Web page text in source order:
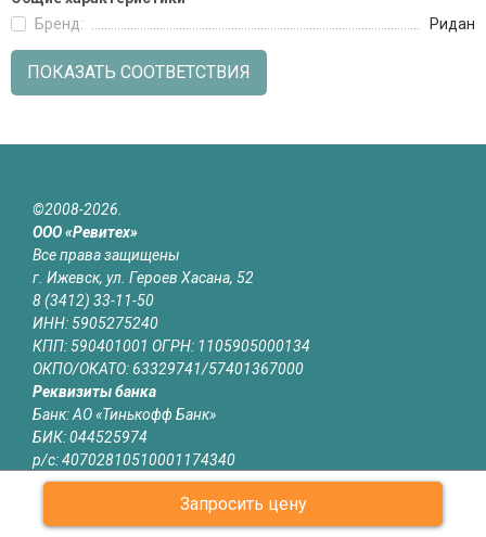
Запросить цену
Бренд:
Ридан
ПОКАЗАТЬ СООТВЕТСТВИЯ
©2008-2026.
ООО «Ревитех»
Все права защищены
г. Ижевск, ул. Героев Хасана, 52
8 (3412) 33-11-50
ИНН: 5905275240
КПП: 590401001 ОГРН: 1105905000134
ОКПО/ОКАТО: 63329741/57401367000
Реквизиты банка
Банк: АО «Тинькофф Банк»
БИК: 044525974
р/с: 40702810510001174340
к/с: 30101810145250000974
Юридическая информация
Информация на сайте izhevsk.revitech.ru не является публичной